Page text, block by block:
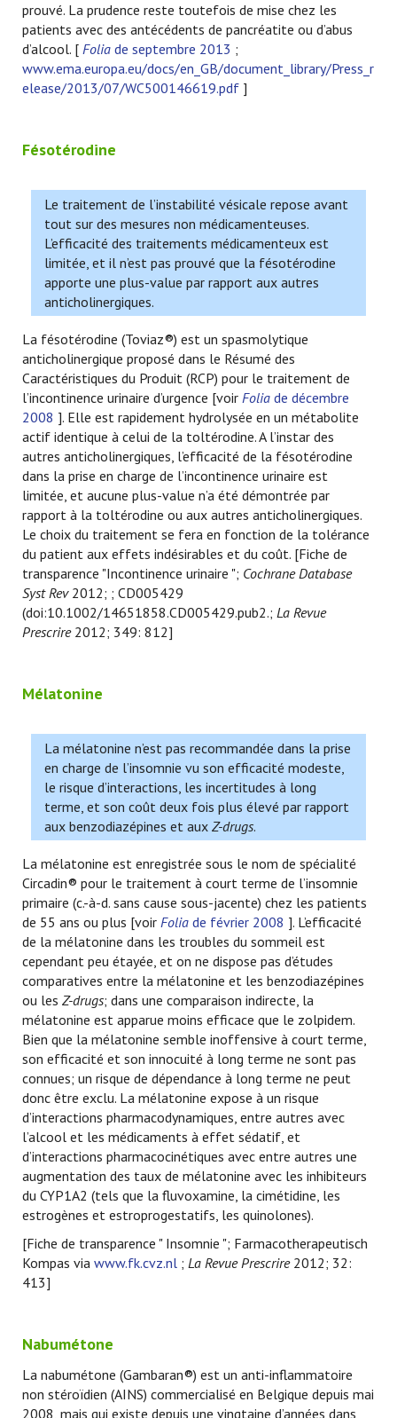
prouvé. La prudence reste toutefois de mise chez les
patients avec des antécédents de pancréatite ou d’abus
d’alcool. [ Folia de septembre 2013 ;
www.ema.europa.eu/docs/en_GB/document_library/Press_r
elease/2013/07/WC500146619.pdf ]
Fésotérodine
Le traitement de l’instabilité vésicale repose avant
tout sur des mesures non médicamenteuses.
L’efficacité des traitements médicamenteux est
limitée, et il n’est pas prouvé que la fésotérodine
apporte une plus-value par rapport aux autres
anticholinergiques.
La fésotérodine (Toviaz®) est un spasmolytique
anticholinergique proposé dans le Résumé des
Caractéristiques du Produit (RCP) pour le traitement de
l’incontinence urinaire d’urgence [voir Folia de décembre
2008 ]. Elle est rapidement hydrolysée en un métabolite
actif identique à celui de la toltérodine. A l’instar des
autres anticholinergiques, l’efficacité de la fésotérodine
dans la prise en charge de l’incontinence urinaire est
limitée, et aucune plus-value n’a été démontrée par
rapport à la toltérodine ou aux autres anticholinergiques.
Le choix du traitement se fera en fonction de la tolérance
du patient aux effets indésirables et du coût. [Fiche de
transparence "Incontinence urinaire "; Cochrane Database
Syst Rev2012; ; CD005429
(doi:10.1002/14651858.CD005429.pub2.; La Revue
Prescrire2012; 349: 812]
Mélatonine
La mélatonine n’est pas recommandée dans la prise
en charge de l’insomnie vu son efficacité modeste,
le risque d’interactions, les incertitudes à long
terme, et son coût deux fois plus élevé par rapport
aux benzodiazépines et aux Z-drugs.
La mélatonine est enregistrée sous le nom de spécialité
Circadin® pour le traitement à court terme de l’insomnie
primaire (c.-à-d. sans cause sous-jacente) chez les patients
de 55 ans ou plus [voir Folia de février 2008 ]. L’efficacité
de la mélatonine dans les troubles du sommeil est
cependant peu étayée, et on ne dispose pas d’études
comparatives entre la mélatonine et les benzodiazépines
ou les Z-drugs; dans une comparaison indirecte, la
mélatonine est apparue moins efficace que le zolpidem.
Bien que la mélatonine semble inoffensive à court terme,
son efficacité et son innocuité à long terme ne sont pas
connues; un risque de dépendance à long terme ne peut
donc être exclu. La mélatonine expose à un risque
d’interactions pharmacodynamiques, entre autres avec
l’alcool et les médicaments à effet sédatif, et
d’interactions pharmacocinétiques avec entre autres une
augmentation des taux de mélatonine avec les inhibiteurs
du CYP1A2 (tels que la fluvoxamine, la cimétidine, les
estrogènes et estroprogestatifs, les quinolones).
[Fiche de transparence " Insomnie "; Farmacotherapeutisch
Kompas via www.fk.cvz.nl ; La Revue Prescrire2012; 32:
413]
Nabumétone
La nabumétone (Gambaran®) est un anti-inflammatoire
non stéroïdien (AINS) commercialisé en Belgique depuis mai
2008, mais qui existe depuis une vingtaine d’années dans